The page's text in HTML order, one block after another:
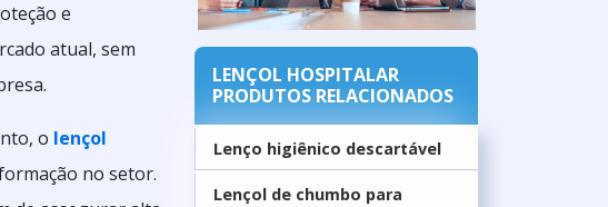
e
atual, sem
o lençol
no setor.
LENÇOL HOSPITALAR
PRODUTOS RELACIONADOS
Lenço higiênico descartável
Lençol de chumbo para